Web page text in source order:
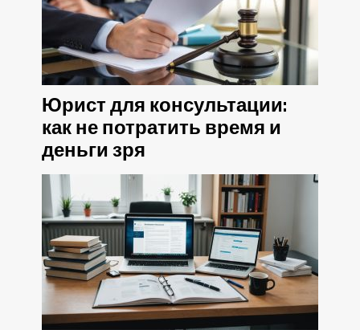
Юрист для консультации:
как не потратить время и
деньги зря